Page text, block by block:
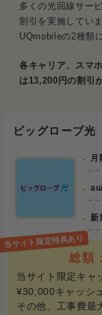
多くの光回線サー
割引を実施してい
UQmobileの2種類
各キャリア、スマ
は13,200円の割引
ビッグローブ光
月
新
総額
当サイト限定キャ
¥30,000キャッシ
その他、工事費最